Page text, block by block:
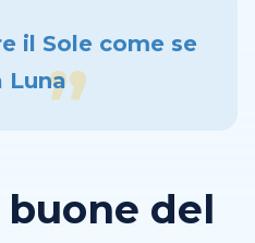
il Sole come se
Luna
del